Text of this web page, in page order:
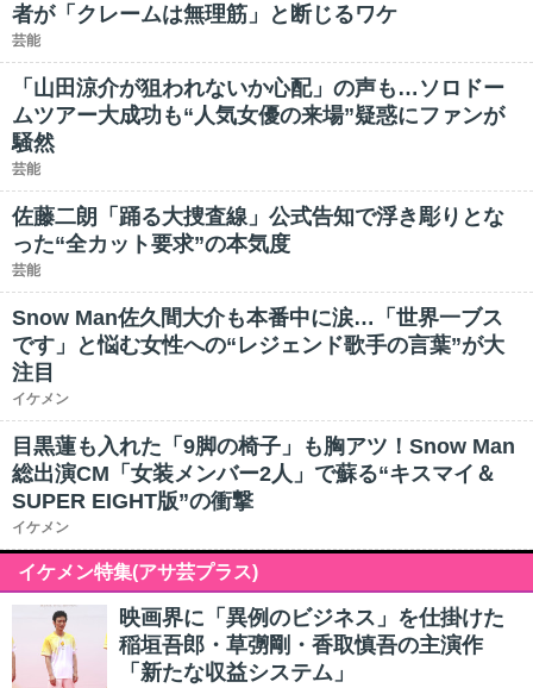
者が「クレームは無理筋」と断じるワケ
芸能
「山田涼介が狙われないか心配」の声も…ソロドー
ムツアー大成功も“人気女優の来場”疑惑にファンが
騒然
芸能
佐藤二朗「踊る大捜査線」公式告知で浮き彫りとな
った“全カット要求”の本気度
芸能
Snow Man佐久間大介も本番中に涙…「世界一ブス
です」と悩む女性への“レジェンド歌手の言葉”が大
注目
イケメン
目黒蓮も入れた「9脚の椅子」も胸アツ！Snow Man
総出演CM「女装メンバー2人」で蘇る“キスマイ＆
SUPER EIGHT版”の衝撃
イケメン
イケメン特集(アサ芸プラス)
映画界に「異例のビジネス」を仕掛けた
稲垣吾郎・草彅剛・香取慎吾の主演作
「新たな収益システム」